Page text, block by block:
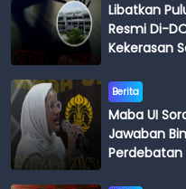
Libatkan
Resmi Di-
Kekerasan
Berita
Maba UI
Jawaban
Perdebatan